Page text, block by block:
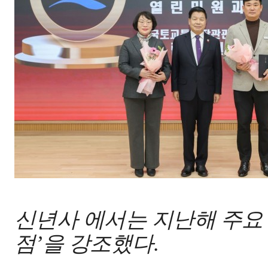
신년사 에서는 지난해 주
점’을 강조했다.